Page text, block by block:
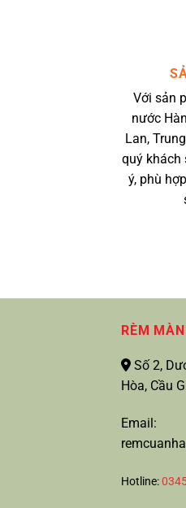
Với sản
nước
Lan,
quý khách
ý, phù
RÈM
Số 2,
Hòa, Cầu
Email:
Hotline: